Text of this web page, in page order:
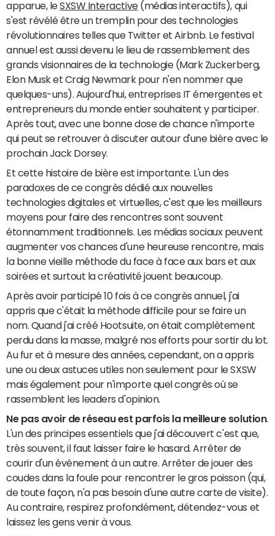
apparue, leSXSW Interactive(médias interactifs), qui
s'est révélé être un tremplin pour des technologies
révolutionnaires telles que Twitter et Airbnb. Le festival
annuel est aussi devenu le lieu de rassemblement des
grands visionnaires de la technologie (Mark Zuckerberg,
Elon Musk et Craig Newmark pour n'en nommer que
quelques-uns). Aujourd'hui, entreprises IT émergentes et
entrepreneurs du monde entier souhaitent y participer.
Après tout, avec une bonne dose de chance n'importe
qui peut se retrouver à discuter autour d'une bière avec le
prochain Jack Dorsey.
Et cette histoire de bière est importante. L'un des
paradoxes de ce congrès dédié aux nouvelles
technologies digitales et virtuelles, c'est que les meilleurs
moyens pour faire des rencontres sont souvent
étonnamment traditionnels. Les médias sociaux peuvent
augmenter vos chances d'une heureuse rencontre, mais
la bonne vieille méthode du face à face aux bars et aux
soirées et surtout la créativité jouent beaucoup.
Après avoir participé 10 fois à ce congrès annuel, j'ai
appris que c'était la méthode difficile pour se faire un
nom. Quand j'ai créé Hootsuite, on était complètement
perdu dans la masse, malgré nos efforts pour sortir du lot.
Au fur et à mesure des années, cependant, on a appris
une ou deux astuces utiles non seulement pour le SXSW
mais également pour n'importe quel congrès où se
rassemblent les leaders d'opinion.
Ne pas avoir de réseau est parfois la meilleure solution.
L'un des principes essentiels que j'ai découvert c'est que,
très souvent, il faut laisser faire le hasard. Arrêter de
courir d'un événement à un autre. Arrêter de jouer des
coudes dans la foule pour rencontrer le gros poisson (qui,
de toute façon, n'a pas besoin d'une autre carte de visite).
Au contraire, respirez profondément, détendez-vous et
laissez les gens venir à vous.